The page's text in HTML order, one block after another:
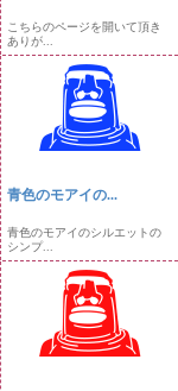
こちらのページを開いて頂き
ありが...
青色のモアイの...
青色のモアイのシルエットの
シンプ...